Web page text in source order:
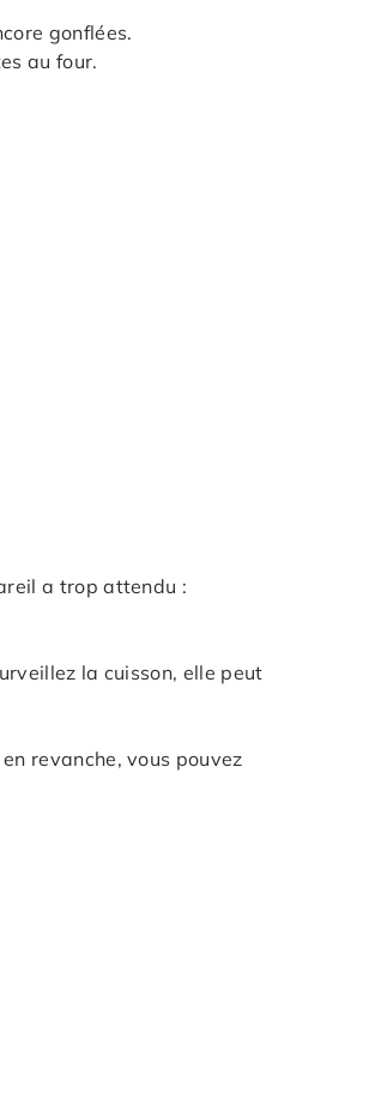
gonflées.
au four.
a trop attendu :
la cuisson, elle peut
revanche, vous pouvez